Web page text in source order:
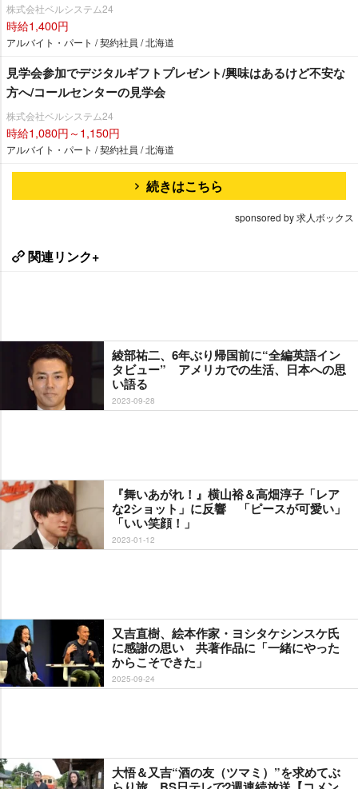
株式会社ベルシステム24
時給1,400円
アルバイト・パート / 契約社員 / 北海道
見学会参加でデジタルギフトプレゼント/興味はあるけど不安な
方へ/コールセンターの見学会
株式会社ベルシステム24
時給1,080円～1,150円
アルバイト・パート / 契約社員 / 北海道
続きはこちら
sponsored by 求人ボックス
関連リンク+
綾部祐二、6年ぶり帰国前に“全編英語イン
タビュー” アメリカでの生活、日本への思
い語る
2023-09-28
『舞いあがれ！』横山裕＆高畑淳子「レア
な2ショット」に反響 「ピースが可愛い」
「いい笑顔！」
2023-01-12
又吉直樹、絵本作家・ヨシタケシンスケ氏
に感謝の思い 共著作品に「一緒にやった
からこそできた」
2025-09-24
大悟＆又吉“酒の友（ツマミ）”を求めてぶ